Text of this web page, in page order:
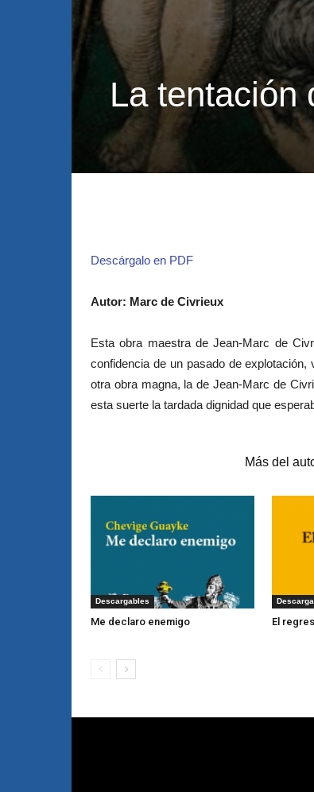
La tentación
Descárgalo en PDF
Autor: Marc de Civrieux
Esta obra maestra de Jean-Marc de
confidencia de un pasado de
otra obra magna, la de Jean-Marc de
esta suerte la tardada dignidad que
Más del
Descargables
Me declaro enemigo El